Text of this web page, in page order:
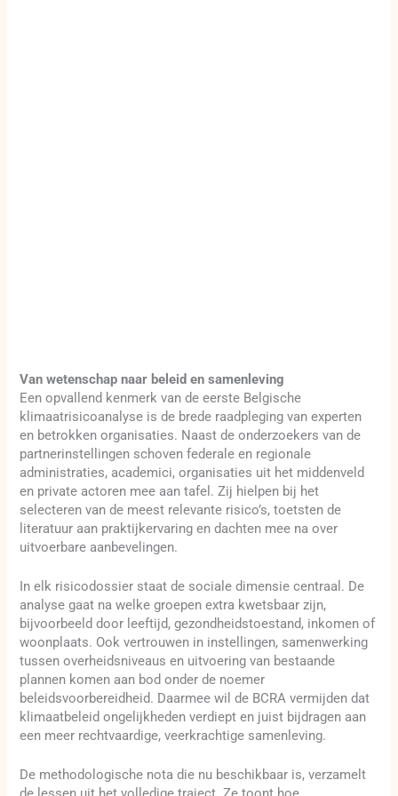
Van wetenschap naar beleid en samenleving
Een opvallend kenmerk van de eerste Belgische
klimaatrisicoanalyse is de brede raadpleging van experten
en betrokken organisaties. Naast de onderzoekers van de
partnerinstellingen schoven federale en regionale
administraties, academici, organisaties uit het middenveld
en private actoren mee aan tafel. Zij hielpen bij het
selecteren van de meest relevante risico’s, toetsten de
literatuur aan praktijkervaring en dachten mee na over
uitvoerbare aanbevelingen.
In elk risicodossier staat de sociale dimensie centraal. De
analyse gaat na welke groepen extra kwetsbaar zijn,
bijvoorbeeld door leeftijd, gezondheidstoestand, inkomen of
woonplaats. Ook vertrouwen in instellingen, samenwerking
tussen overheidsniveaus en uitvoering van bestaande
plannen komen aan bod onder de noemer
beleidsvoorbereidheid. Daarmee wil de BCRA vermijden dat
klimaatbeleid ongelijkheden verdiept en juist bijdragen aan
een meer rechtvaardige, veerkrachtige samenleving.
De methodologische nota die nu beschikbaar is, verzamelt